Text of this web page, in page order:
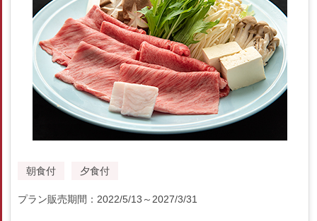
朝食付 夕食付
プラン販売期間：2022/5/13～2027/3/31